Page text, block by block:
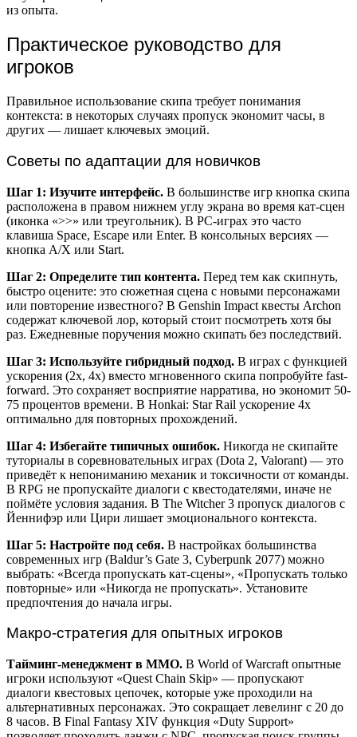
из опыта.
Практическое руководство для
игроков
Правильное использование скипа требует понимания
контекста: в некоторых случаях пропуск экономит часы, в
других — лишает ключевых эмоций.
Советы по адаптации для новичков
Шаг 1: Изучите интерфейс. В большинстве игр кнопка скипа
расположена в правом нижнем углу экрана во время кат-сцен
(иконка «>>» или треугольник). В PC-играх это часто
клавиша Space, Escape или Enter. В консольных версиях —
кнопка A/X или Start.
Шаг 2: Определите тип контента. Перед тем как скипнуть,
быстро оцените: это сюжетная сцена с новыми персонажами
или повторение известного? В Genshin Impact квесты Archon
содержат ключевой лор, который стоит посмотреть хотя бы
раз. Ежедневные поручения можно скипать без последствий.
Шаг 3: Используйте гибридный подход. В играх с функцией
ускорения (2x, 4x) вместо мгновенного скипа попробуйте fast-
forward. Это сохраняет восприятие нарратива, но экономит 50-
75 процентов времени. В Honkai: Star Rail ускорение 4x
оптимально для повторных прохождений.
Шаг 4: Избегайте типичных ошибок. Никогда не скипайте
туториалы в соревновательных играх (Dota 2, Valorant) — это
приведёт к непониманию механик и токсичности от команды.
В RPG не пропускайте диалоги с квестодателями, иначе не
поймёте условия задания. В The Witcher 3 пропуск диалогов с
Йеннифэр или Цири лишает эмоционального контекста.
Шаг 5: Настройте под себя. В настройках большинства
современных игр (Baldur’s Gate 3, Cyberpunk 2077) можно
выбрать: «Всегда пропускать кат-сцены», «Пропускать только
повторные» или «Никогда не пропускать». Установите
предпочтения до начала игры.
Макро-стратегия для опытных игроков
Тайминг-менеджмент в MMO. В World of Warcraft опытные
игроки используют «Quest Chain Skip» — пропускают
диалоги квестовых цепочек, которые уже проходили на
альтернативных персонажах. Это сокращает левелинг с 20 до
8 часов. В Final Fantasy XIV функция «Duty Support»